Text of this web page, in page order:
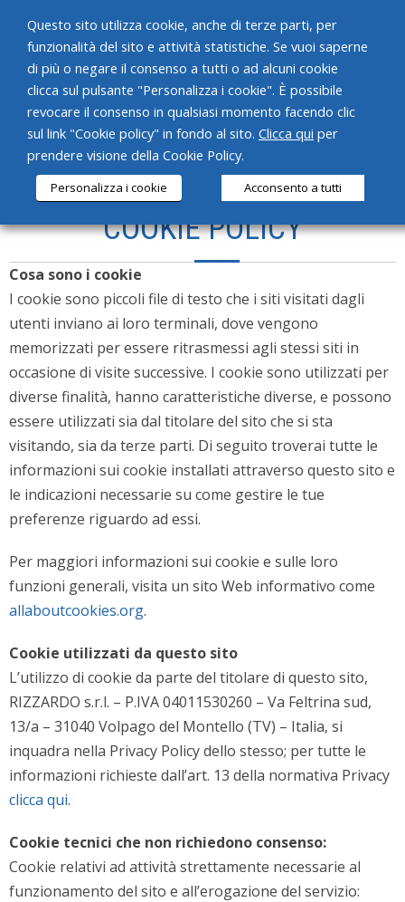
HOME
CHI SIAMO
SERVIZI
NEWS
CONTATTI
COOKIE POLICY
Cosa sono i cookie
I cookie sono piccoli file di testo che i siti visitati dagli
utenti inviano ai loro terminali, dove vengono
memorizzati per essere ritrasmessi agli stessi siti in
occasione di visite successive. I cookie sono utilizzati per
diverse finalità, hanno caratteristiche diverse, e possono
essere utilizzati sia dal titolare del sito che si sta
visitando, sia da terze parti. Di seguito troverai tutte le
informazioni sui cookie installati attraverso questo sito e
le indicazioni necessarie su come gestire le tue
preferenze riguardo ad essi.
Per maggiori informazioni sui cookie e sulle loro
funzioni generali, visita un sito Web informativo come
allaboutcookies.org.
Cookie utilizzati da questo sito
L’utilizzo di cookie da parte del titolare di questo sito,
RIZZARDO s.r.l. – P.IVA 04011530260 – Va Feltrina sud,
13/a – 31040 Volpago del Montello (TV) – Italia, si
inquadra nella Privacy Policy dello stesso; per tutte le
informazioni richieste dall’art. 13 della normativa Privacy
clicca qui.
Cookie tecnici che non richiedono consenso:
Cookie relativi ad attività strettamente necessarie al
funzionamento del sito e all’erogazione del servizio:
Questo sito utilizza cookie, anche di terze parti, per
funzionalità del sito e attività statistiche. Se vuoi saperne
di più o negare il consenso a tutti o ad alcuni cookie
clicca sul pulsante "Personalizza i cookie". È possibile
revocare il consenso in qualsiasi momento facendo clic
sul link "Cookie policy" in fondo al sito. Clicca qui per
prendere visione della Cookie Policy.
Personalizza i cookie Acconsento a tutti